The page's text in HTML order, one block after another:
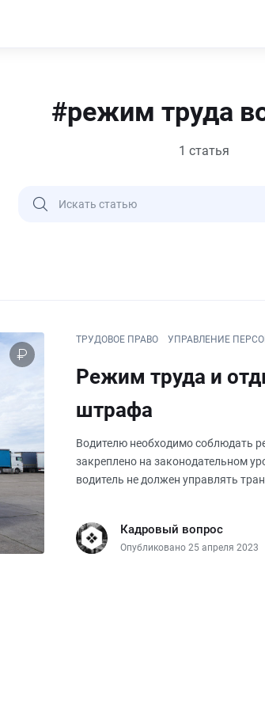
#режим труда
1 статья
ТРУДОВОЕ ПРАВО УПРАВЛЕНИЕ
Режим труда и
штрафа
Водителю необходимо соблюдать
закреплено на законодательном
водитель не должен управлять
Кадровый вопрос
Опубликовано 25 апреля 2023